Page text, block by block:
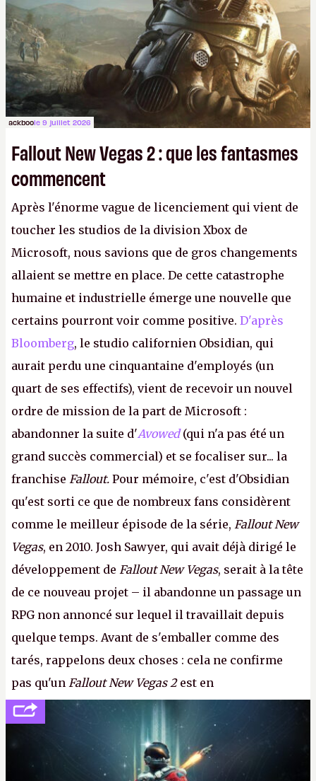
ackboole 9 juillet 2026
Fallout New Vegas 2 : que les fantasmes
commencent
Après l'énorme vague de licenciement qui vient de
toucher les studios de la division Xbox de
Microsoft, nous savions que de gros changements
allaient se mettre en place. De cette catastrophe
humaine et industrielle émerge une nouvelle que
certains pourront voir comme positive. D'après
Bloomberg, le studio californien Obsidian, qui
aurait perdu une cinquantaine d'employés (un
quart de ses effectifs), vient de recevoir un nouvel
ordre de mission de la part de Microsoft :
abandonner la suite d'Avowed(qui n'a pas été un
grand succès commercial) et se focaliser sur... la
franchise Fallout. Pour mémoire, c'est d'Obsidian
qu'est sorti ce que de nombreux fans considèrent
comme le meilleur épisode de la série, Fallout New
Vegas, en 2010. Josh Sawyer, qui avait déjà dirigé le
développement de Fallout New Vegas, serait à la tête
de ce nouveau projet – il abandonne un passage un
RPG non annoncé sur lequel il travaillait depuis
quelque temps. Avant de s'emballer comme des
tarés, rappelons deux choses : cela ne confirme
pas qu'un Fallout New Vegas 2est en
développement (pour ce que l'on sait, ils bossent
peut-être sur
Fallout Football ou
Fallout vs. Les
Lapins Crétins) et l'Obsidian d'aujourd'hui n'est plus
le même studio qu'il y a 15 ans. Mais bon, OK, on